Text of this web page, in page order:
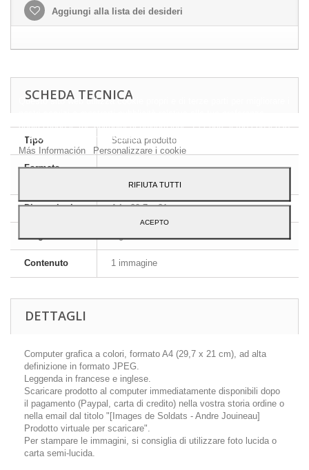
Aggiungi alla lista dei desideri
SCHEDA TECNICA
Tipo Scarica prodotto
Formato
Dimensioni A4 - 29,7 x 21 cm
Lingua Inglese e francese
Contenuto 1 immagine
DETTAGLI
Computer grafica a colori, formato A4 (29,7 x 21 cm), ad alta
definizione in formato JPEG.
Leggenda in francese e inglese.
Scaricare prodotto al computer immediatamente disponibili dopo
il pagamento (Paypal, carta di credito) nella vostra storia ordine o
nella email dal titolo "[Images de Soldats - Andre Jouineau]
Prodotto virtuale per scaricare".
Per stampare le immagini, si consiglia di utilizzare foto lucida o
carta semi-lucida.
Questo sito web utilizza cookie propri e di terze parti per migliorare i
analizzando le tue abitudini di navigazione. Per dare il tuo consenso
al suo utilizzo, premi il pulsante Accetto.
Más Información
Personalizzare i cookie
RIFIUTA TUTTI
ACEPTO